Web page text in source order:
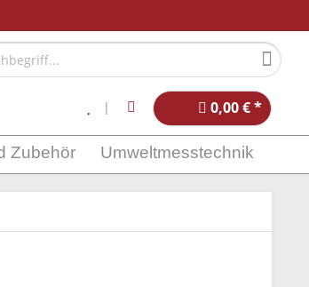
0,00 € *
Zubehör Umweltmesstechnik